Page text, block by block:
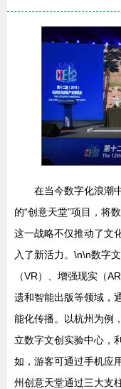
在当今数字化浪潮
的“创意天堂”项目，将
这一战略不仅推动了文
入了新活力。\n\n数字
（VR）、增强现实（
遗和智能出版等领域，
能化传播。以杭州为例
立数字文创实验中心，
如，游客可通过手机应
州创意天堂通过三大支